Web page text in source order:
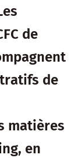
de
de
matières
en